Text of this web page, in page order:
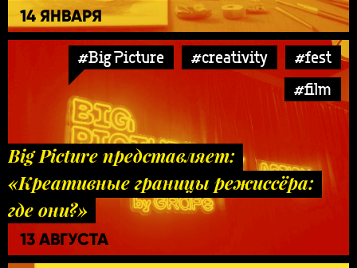
14 ЯНВАРЯ
#Big Picture #creativity
#fest
#film
Big Picture представляет:
«Креативные границы режиссёра:
где они?»
13 АВГУСТА